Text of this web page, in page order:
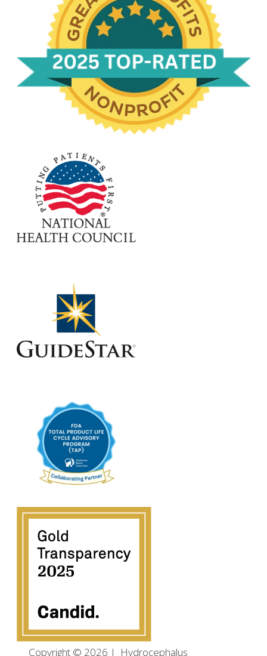
Copyright © 2026 | Hydrocephalus